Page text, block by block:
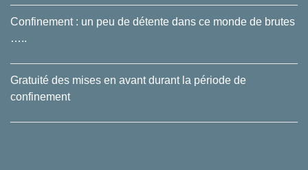
Confinement : un peu de détente dans ce monde de brutes
…..
Gratuité des mises en avant durant la période de
confinement